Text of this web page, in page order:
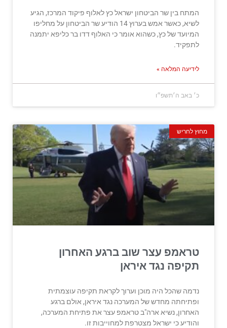
המתח בין שר הביטחון ישראל כץ לאלוף פיקוד המרכז, הגיע
לשיא, כאשר אמש בערוץ 14 הודיע שר הביטחון על מחליפו
המיועד של כץ, כשהוא אומר כי האלוף דדו בר כליפא יתמנה
לתפקיד.
לידיעה המלאה »
כ׳ באב ה׳תשפ״ו
מחוץ לחריש
טראמפ עצר שוב ברגע האחרון
תקיפה נגד איראן
נדמה שהכל היה מוכן וערוך לקראת תקיפה עוצמתית
ופתיחתה מחדש של המערכה נגד איראן, אולם ברגע
האחרון, נשיא ארה"ב טראמפ עצר את פתיחת המערכה,
והודיע כי ישראל מצטרפת למחוייבות זו.